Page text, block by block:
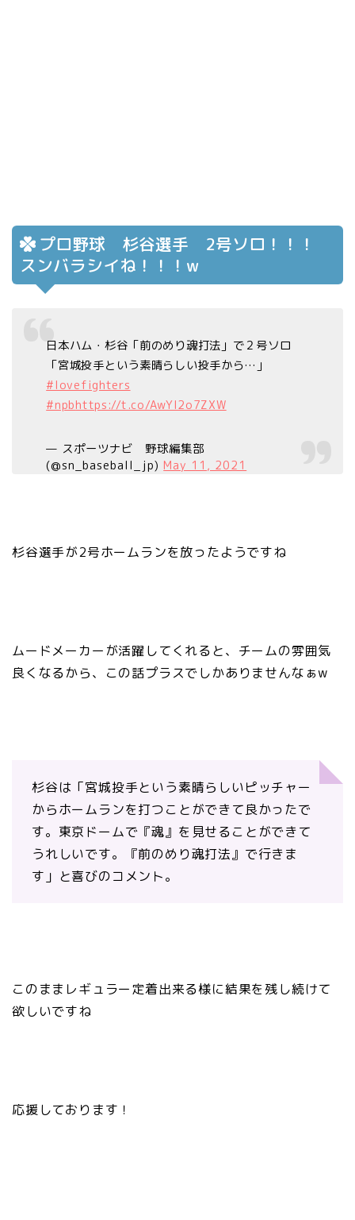
プロ野球 杉谷選手 2号ソロ！！！
スンバラシイね！！！w
日本ハム・杉谷「前のめり魂打法」で２号ソロ
「宮城投手という素晴らしい投手から…」
#lovefighters
#npbhttps://t.co/AwYl2o7ZXW
— スポーツナビ 野球編集部
(@sn_baseball_jp) May 11, 2021
杉谷選手が2号ホームランを放ったようですね
ムードメーカーが活躍してくれると、チームの雰囲気
良くなるから、この話プラスでしかありませんなぁw
杉谷は「宮城投手という素晴らしいピッチャー
からホームランを打つことができて良かったで
す。東京ドームで『魂』を見せることができて
うれしいです。『前のめり魂打法』で行きま
す」と喜びのコメント。
このままレギュラー定着出来る様に結果を残し続けて
欲しいですね
応援しております！